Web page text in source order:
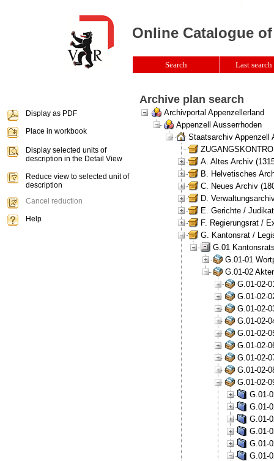
Archive plan search
Archivportal Appenzellerland
Appenzell Ausserrhoden
Staatsarchiv Appenzell
A. Altes Archiv
B. Helvetisches
C. Neues Archiv
D.
E. Gerichte /
F. Regierungsrat /
G. Kantonsrat /
G.01
G.01-01
G.01-02
G.01-02-
G.01-02-
G.01-02-
G.01-02-
G.01-02-
G.01-02-
G.01-02-
G.01-02-
G.01-02-
G.01-
G.01-
G.01-
G.01-
G.01-
G.01-
Online Catalogue
Search Last
Display as PDF
Place in workbook
Display selected units of
description in the Detail View
Reduce view to selected unit of
description
Cancel reduction
Help